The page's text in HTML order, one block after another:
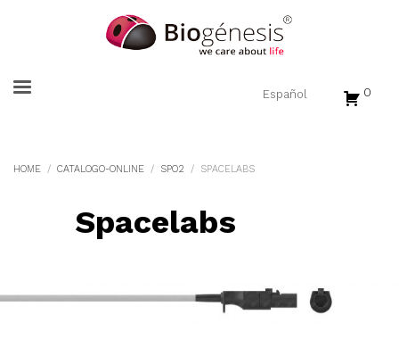
0
HOME CATALOGO-ONLINE SPO2 SPACELABS
Spacelabs